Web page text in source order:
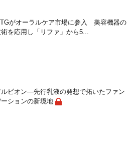
がオーラルケア市場に参入 美容機器の
を応用し「リファ」から5...
ルビオン―先行乳液の発想で拓いたファン
ションの新境地